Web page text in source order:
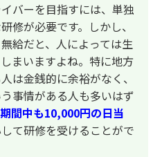
バーを目指すには、単独
修が必要です。しかし、
給だと、人によっては生
まいますよね。特に地方
は金銭的に余裕がなく、
事情がある人も多いはず
間中も10,000円の日当
て研修を受けることがで